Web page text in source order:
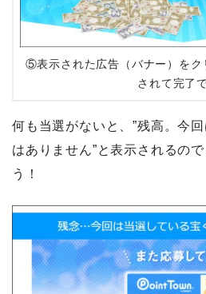
⑤表示された広告（バナー）をク
されて完了
何も当選がないと、”残高。今
はありません”と表示されるの
う！